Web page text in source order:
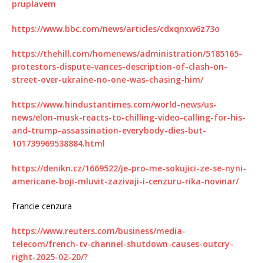
pruplavem
https://www.bbc.com/news/articles/cdxqnxw6z73o
https://thehill.com/homenews/administration/5185165-
protestors-dispute-vances-description-of-clash-on-
street-over-ukraine-no-one-was-chasing-him/
https://www.hindustantimes.com/world-news/us-
news/elon-musk-reacts-to-chilling-video-calling-for-his-
and-trump-assassination-everybody-dies-but-
101739969538884.html
https://denikn.cz/1669522/je-pro-me-sokujici-ze-se-nyni-
americane-boji-mluvit-zazivaji-i-cenzuru-rika-novinar/
Francie cenzura
https://www.reuters.com/business/media-
telecom/french-tv-channel-shutdown-causes-outcry-
right-2025-02-20/?